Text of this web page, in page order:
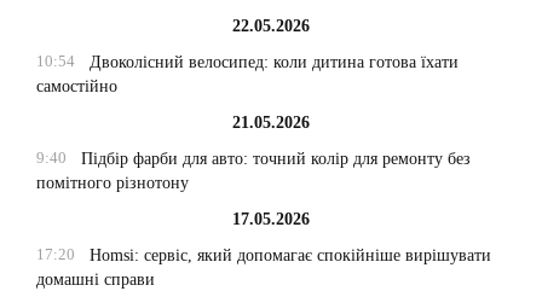
22.05.2026
10:54
Двоколісний велосипед: коли дитина готова їхати
самостійно
21.05.2026
9:40
Підбір фарби для авто: точний колір для ремонту без
помітного різнотону
17.05.2026
17:20
Homsi: сервіс, який допомагає спокійніше вирішувати
домашні справи